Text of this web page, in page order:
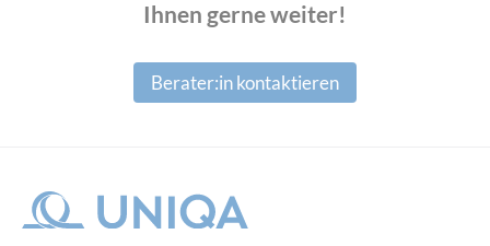
Ihnen gerne weiter!
Berater:in kontaktieren